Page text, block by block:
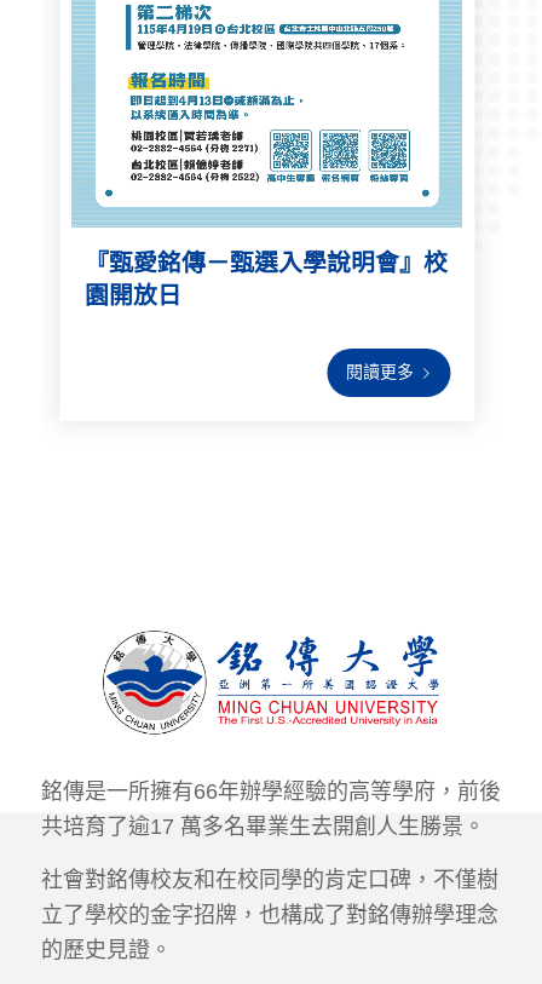
『甄愛銘傳－甄選入學說明會』校
園開放日
閱讀更多
銘傳是一所擁有66年辦學經驗的高等學府，前後
共培育了逾17 萬多名畢業生去開創人生勝景。
社會對銘傳校友和在校同學的肯定口碑，不僅樹
立了學校的金字招牌，也構成了對銘傳辦學理念
的歷史見證。